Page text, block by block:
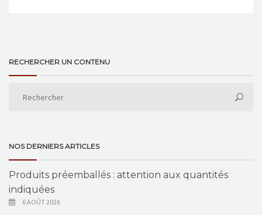
RECHERCHER UN CONTENU
NOS DERNIERS ARTICLES
Produits préemballés : attention aux quantités
indiquées
6 AOÛT 2026